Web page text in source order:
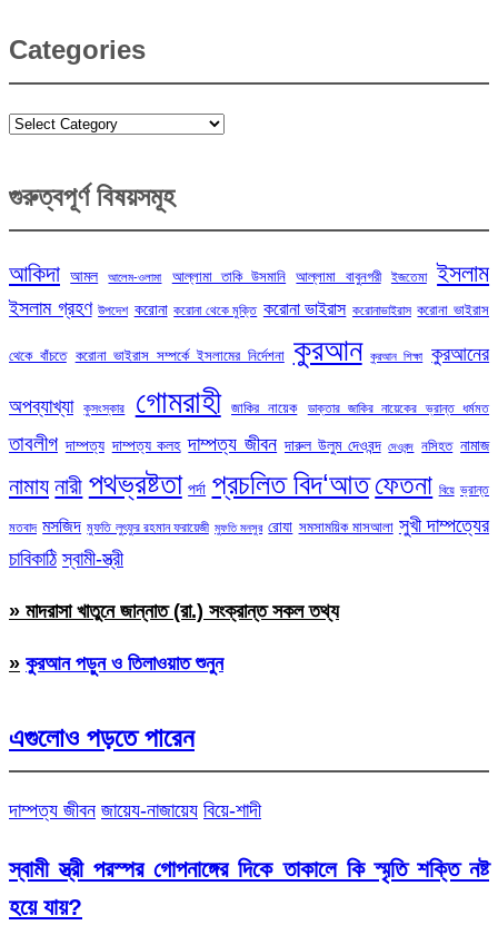
Categories
Categories
গুরুত্বপূর্ণ বিষয়সমূহ
আকিদা আমল আলেম-ওলামা আল্লামা তাকি উসমানি আল্লামা বাবুনগরী ইজতেমা ইসলাম
ইসলাম গ্রহণ উপদেশ করোনা করোনা থেকে মুক্তি করোনা ভাইরাস করোনাভাইরাস করোনা ভাইরাস
থেকে বাঁচতে করোনা ভাইরাস সম্পর্কে ইসলামের নির্দেশনা কুরআন কুরআন শিক্ষা কুরআনের
অপব্যাখ্যা কুসংস্কার গোমরাহী জাকির নায়েক ডাক্তার জাকির নায়েকের ভ্রান্ত ধর্মমত
তাবলীগ দাম্পত্য দাম্পত্য কলহ দাম্পত্য জীবন দারুল উলুম দেওবন্দ দেওবন্দ নসিহত নামাজ
নামায নারী পথভ্রষ্টতা পর্দা প্রচলিত বিদ‘আত ফেতনা বিয়ে ভ্রান্ত
মতবাদ মসজিদ মুফতি লুৎফুর রহমান ফরায়েজী মুফতি মনসুর রোযা সমসাময়িক মাসআলা সুখী দাম্পত্যের
চাবিকাঠি স্বামী-স্ত্রী
» মাদরাসা খাতুনে জান্নাত (রা.) সংক্রান্ত সকল তথ্য
» কুরআন পড়ুন ও তিলাওয়াত শুনুন
এগুলোও পড়তে পারেন
দাম্পত্য জীবন জায়েয-নাজায়েয বিয়ে-শাদী
স্বামী স্ত্রী পরস্পর গোপনাঙ্গের দিকে তাকালে কি স্মৃতি শক্তি নষ্ট
হয়ে যায়?